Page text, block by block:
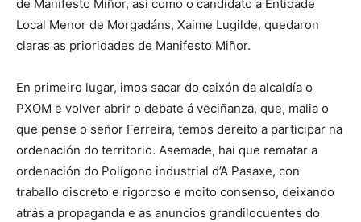
de Manifesto Miñor, así como o candidato á Entidade
Local Menor de Morgadáns, Xaime Lugilde, quedaron
claras as prioridades de Manifesto Miñor.
En primeiro lugar, imos sacar do caixón da alcaldía o
PXOM e volver abrir o debate á veciñanza, que, malia o
que pense o señor Ferreira, temos dereito a participar na
ordenación do territorio. Asemade, hai que rematar a
ordenación do Polígono industrial d’A Pasaxe, con
traballo discreto e rigoroso e moito consenso, deixando
atrás a propaganda e as anuncios grandilocuentes do